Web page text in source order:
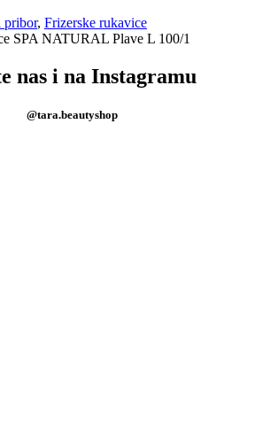
pribor, Frizerske rukavice
SPA NATURAL Plave L 100/1
nas i na Instagramu
@tara.beautyshop